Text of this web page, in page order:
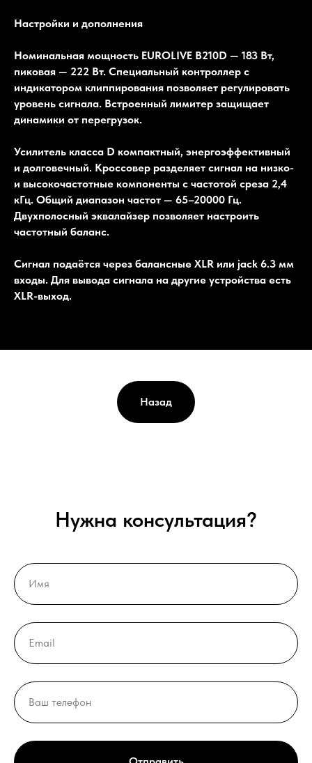
Настройки и дополнения
Номинальная мощность EUROLIVE B210D — 183 Вт,
пиковая — 222 Вт. Специальный контроллер с
индикатором клиппирования позволяет регулировать
уровень сигнала. Встроенный лимитер защищает
динамики от перегрузок.
Усилитель класса D компактный, энергоэффективный
и долговечный. Кроссовер разделяет сигнал на низко-
и высокочастотные компоненты с частотой среза 2,4
кГц. Общий диапазон частот — 65–20000 Гц.
Двухполосный эквалайзер позволяет настроить
частотный баланс.
Сигнал подаётся через балансные XLR или jack 6.3 мм
входы. Для вывода сигнала на другие устройства есть
XLR-выход.
Назад
Нужна консультация?